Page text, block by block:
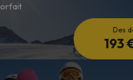
Des
193